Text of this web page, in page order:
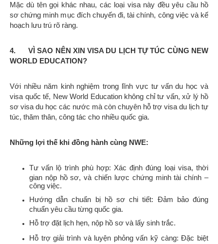
Mặc dù tên gọi khác nhau, các loại visa này đều yêu cầu hồ
sơ chứng minh mục đích chuyến đi, tài chính, công việc và kế
hoạch lưu trú rõ ràng.
4. VÌ SAO NÊN XIN VISA DU LỊCH TỰ TÚC CÙNG NEW
WORLD EDUCATION?
Với nhiều năm kinh nghiệm trong lĩnh vực tư vấn du học và
visa quốc tế, New World Education không chỉ tư vấn, xử lý hồ
sơ visa du học các nước mà còn chuyên hỗ trợ visa du lịch tự
túc, thăm thân, công tác cho nhiều quốc gia.
Những lợi thế khi đồng hành cùng NWE:
Tư vấn lộ trình phù hợp: Xác định đúng loại visa, thời
gian nộp hồ sơ, và chiến lược chứng minh tài chính –
công việc.
Hướng dẫn chuẩn bị hồ sơ chi tiết: Đảm bảo đúng
chuẩn yêu cầu từng quốc gia.
Hỗ trợ đặt lịch hẹn, nộp hồ sơ và lấy sinh trắc.
Hỗ trợ giải trình và luyện phỏng vấn kỹ càng: Đặc biệt